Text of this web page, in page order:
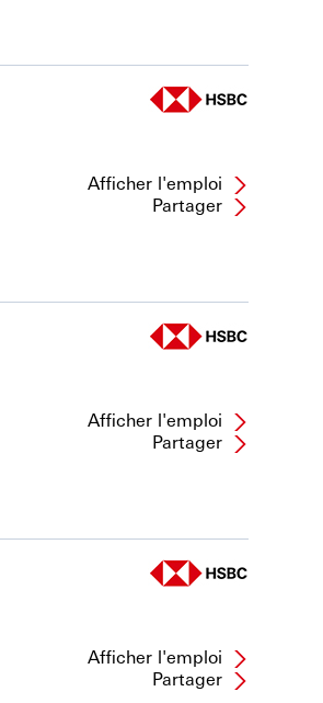
Afficher l'emploi
Partager
Afficher l'emploi
Partager
Afficher l'emploi
Partager